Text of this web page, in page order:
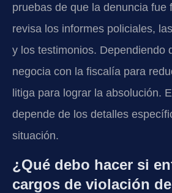
pruebas de que la denuncia fue
revisa los informes policiales,
y los testimonios. Dependiendo
negocia con la fiscalía para
litiga para lograr la absolución.
depende de los detalles
situación.
¿Qué debo hacer si
cargos de violación